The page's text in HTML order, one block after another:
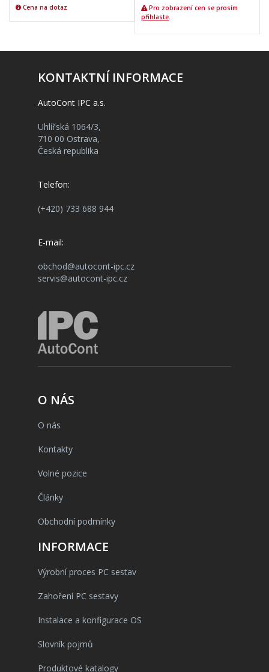
Cena na dotaz
Pro zobrazení cen se prosím
přihlaste.
KONTAKTNÍ INFORMACE
AutoCont IPC a.s.
Uhlířská 1064/3,
710 00 Ostrava,
Česká republika
Telefon:
(+420) 733 688 944
E-mail:
obchod@autocont-ipc.cz
servis@autocont-ipc.cz
O NÁS
O nás
Kontakty
Volné pozice
Články
Obchodní podmínky
INFORMACE
Výrobní proces PC sestav
Zahoření PC sestavy
Instalace a konfigurace OS
Slovník pojmů
Produktové katalogy